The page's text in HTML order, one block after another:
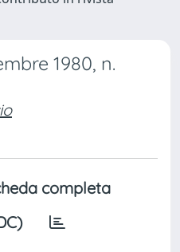
1980, n.
completa